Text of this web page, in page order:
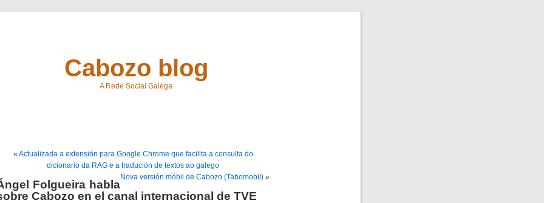
Cabozo blog
A Rede Social Galega
« Actualizada a extensión para Google Chrome que facilita a consulta do
dicionario da RAG e a tradución de textos ao galego
Nova versión móbil de Cabozo (Tabomobil) »
Folgueira habla
Cabozo en el canal internacional de TVE